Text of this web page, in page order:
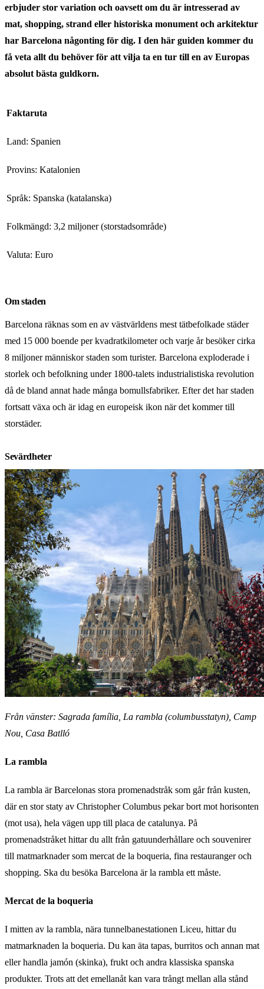
erbjuder stor variation och oavsett om du är intresserad av
mat, shopping, strand eller historiska monument och arkitektur
har Barcelona någonting för dig. I den här guiden kommer du
få veta allt du behöver för att vilja ta en tur till en av Europas
absolut bästa guldkorn.
Faktaruta
Land: Spanien
Provins: Katalonien
Språk: Spanska (katalanska)
Folkmängd: 3,2 miljoner (storstadsområde)
Valuta: Euro
Om staden
Barcelona räknas som en av västvärldens mest tätbefolkade städer
med 15 000 boende per kvadratkilometer och varje år besöker cirka
8 miljoner människor staden som turister. Barcelona exploderade i
storlek och befolkning under 1800-talets industrialistiska revolution
då de bland annat hade många bomullsfabriker. Efter det har staden
fortsatt växa och är idag en europeisk ikon när det kommer till
storstäder.
Sevärdheter
Från vänster: Sagrada família, La rambla (columbusstatyn), Camp
Nou, Casa Batlló
La rambla
La rambla är Barcelonas stora promenadstråk som går från kusten,
där en stor staty av Christopher Columbus pekar bort mot horisonten
(mot usa), hela vägen upp till placa de catalunya. På
promenadstråket hittar du allt från gatuunderhållare och souvenirer
till matmarknader som mercat de la boqueria, fina restauranger och
shopping. Ska du besöka Barcelona är la rambla ett måste.
Mercat de la boqueria
I mitten av la rambla, nära tunnelbanestationen Liceu, hittar du
matmarknaden la boqueria. Du kan äta tapas, burritos och annan mat
eller handla jamón (skinka), frukt och andra klassiska spanska
produkter. Trots att det emellanåt kan vara trångt mellan alla stånd